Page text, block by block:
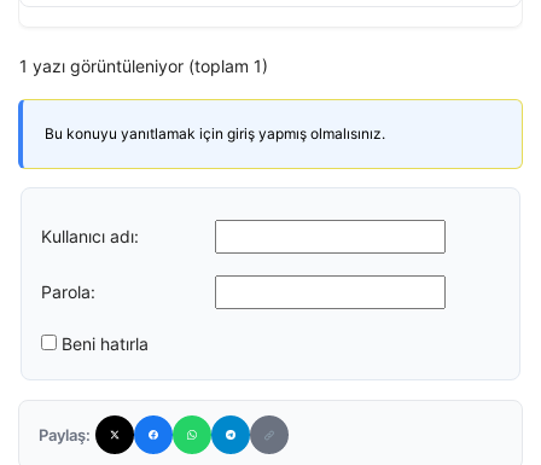
1 yazı görüntüleniyor (toplam 1)
Bu konuyu yanıtlamak için giriş yapmış olmalısınız.
Kullanıcı adı:
Parola:
Beni hatırla
Paylaş: